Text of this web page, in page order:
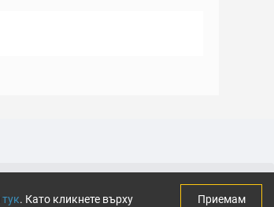
тук. Като кликнете върху Приемам